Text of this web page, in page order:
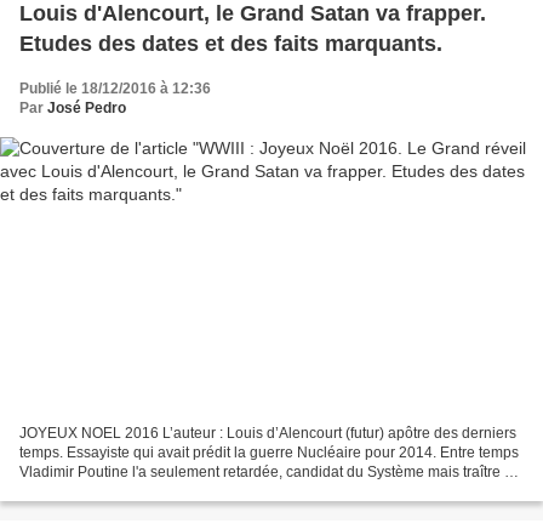
Louis d'Alencourt, le Grand Satan va frapper.
Etudes des dates et des faits marquants.
Publié le 18/12/2016 à 12:36
Par José Pedro
JOYEUX NOEL 2016 L’auteur : Louis d’Alencourt (futur) apôtre des derniers
temps. Essayiste qui avait prédit la guerre Nucléaire pour 2014. Entre temps
Vladimir Poutine l'a seulement retardée, candidat du Système mais traître au